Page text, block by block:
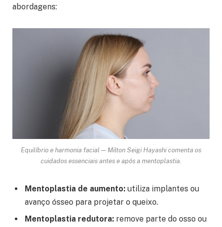
abordagens:
Equilíbrio e harmonia facial — Milton Seigi Hayashi comenta os
cuidados essenciais antes e após a mentoplastia.
Mentoplastia de aumento: utiliza implantes ou
avanço ósseo para projetar o queixo.
Mentoplastia redutora: remove parte do osso ou